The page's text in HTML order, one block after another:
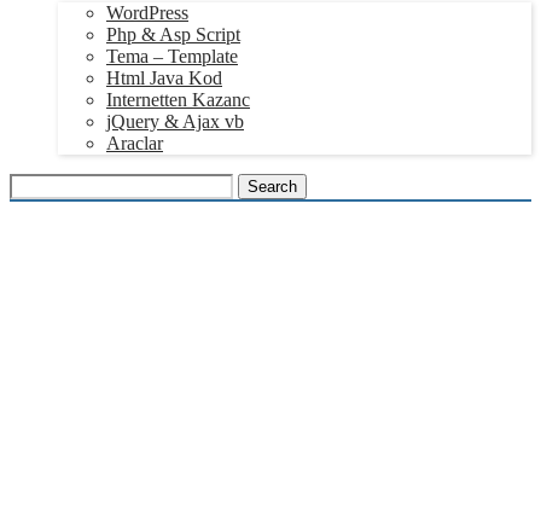
WordPress
Php & Asp Script
Tema – Template
Html Java Kod
Internetten Kazanc
jQuery & Ajax vb
Araclar